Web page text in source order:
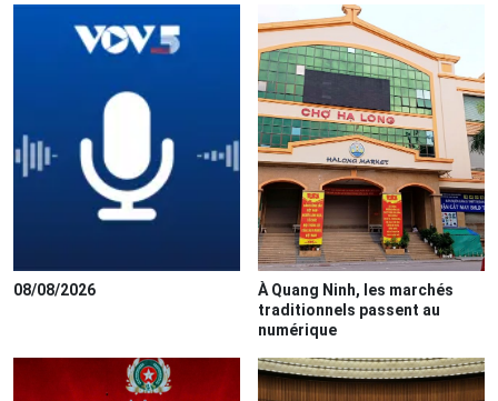
08/08/2026
À Quang Ninh, les marchés
traditionnels passent au
numérique